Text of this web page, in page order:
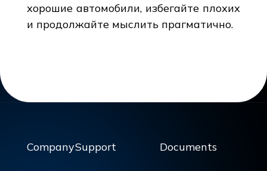
хорошие автомобили, избегайте плохих
и продолжайте мыслить прагматично.
CompanySupport Documents